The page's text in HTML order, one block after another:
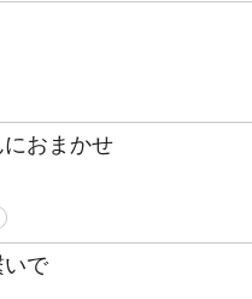
おまかせ
いで